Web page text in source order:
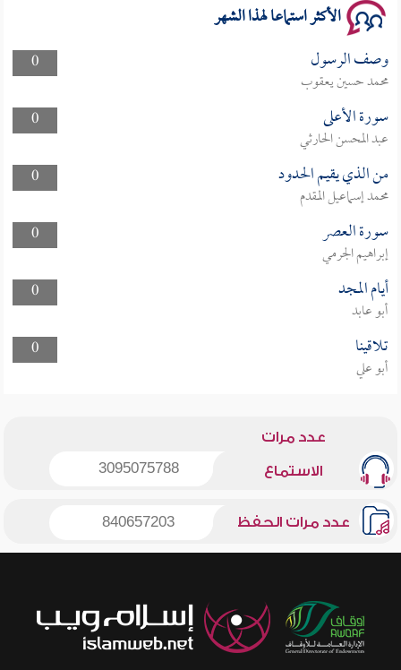
الأكثر استماعا لهذا الشهر
0 وصف الرسول
محمد حسين يعقوب
0
سورة الأعلى
عبد المحسن الحارثي
0
من الذي يقيم الحدود
محمد إسماعيل المقدم
0
سورة العصر
إبراهيم الجرمي
0
أيام المجد
أبو عابد
0
تلاقينا
أبو علي
عدد مرات
الاستماع 3095075788
عدد مرات الحفظ 840657203